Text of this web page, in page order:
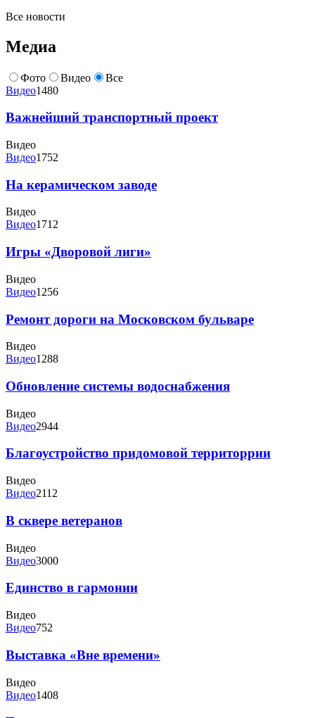
Все новости
Медиа
Фото Видео
Все
Видео1480
Важнейший транспортный проект
Видео
Видео1752
На керамическом заводе
Видео
Видео1712
Игры «Дворовой лиги»
Видео
Видео1256
Ремонт дороги на Московском бульваре
Видео
Видео1288
Обновление системы водоснабжения
Видео
Видео2944
Благоустройство придомовой территоррии
Видео
Видео2112
В сквере ветеранов
Видео
Видео3000
Единство в гармонии
Видео
Видео752
Выставка «Вне времени»
Видео
Видео1408